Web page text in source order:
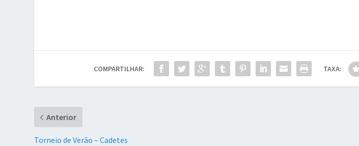
COMPARTILHAR: TAXA:
Anterior
Torneio de Verão – Cadetes